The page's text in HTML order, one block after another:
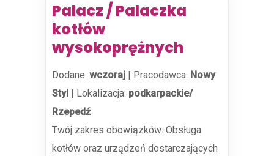
Palacz / Palaczka
kotłów
wysokoprężnych
Dodane: wczoraj | Pracodawca: Nowy
Styl | Lokalizacja: podkarpackie/
Rzepedź
Twój zakres obowiązków: Obsługa
kotłów oraz urządzeń dostarczających